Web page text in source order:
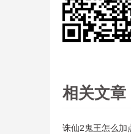
相关文章
诛仙2鬼王怎么加